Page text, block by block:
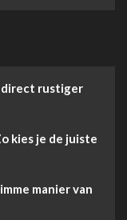
direct rustiger
kies je de juiste
manier van